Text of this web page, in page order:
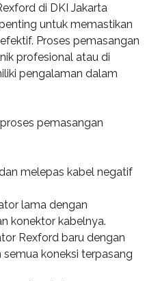
di DKI Jakarta
untuk memastikan
Proses pemasangan
profesional atau di
pengalaman dalam
pemasangan
melepas kabel negatif
lama dengan
konektor kabelnya.
Rexford baru dengan
semua koneksi terpasang